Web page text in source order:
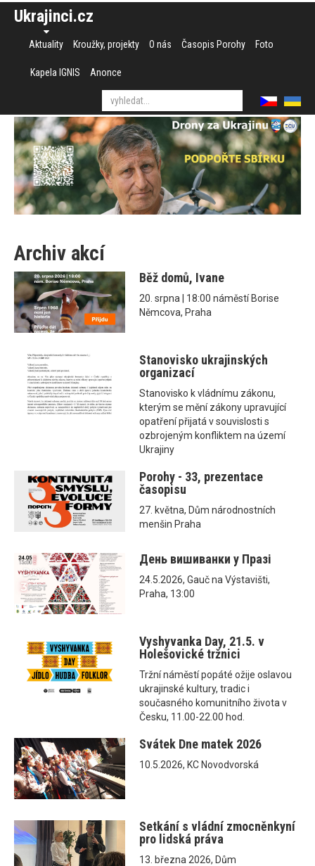
Ukrajinci.cz
Aktuality Kroužky, projekty O nás Časopis Porohy Foto
Kapela IGNIS Anonce
Archiv akcí
Běž domů, Ivane
20. srpna | 18:00 náměstí Borise
Němcova, Praha
Stanovisko ukrajinských
organizací
Stanovisko k vládnímu zákonu,
kterým se mění zákony upravující
opatření přijatá v souvislosti s
ozbrojeným konfliktem na území
Ukrajiny
Porohy - 33, prezentace
časopisu
27. května, Dům národnostních
menšin Praha
День вишиванки у Празі
24.5.2026, Gauč na Výstavišti,
Praha, 13:00
Vyshyvanka Day, 21.5. v
Holešovické tržnici
Tržní náměstí popáté ožije oslavou
ukrajinské kultury, tradic i
současného komunitního života v
Česku, 11.00-22.00 hod.
Svátek Dne matek 2026
10.5.2026, KC Novodvorská
Setkání s vládní zmocněnkyní
pro lidská práva
13. března 2026, Dům